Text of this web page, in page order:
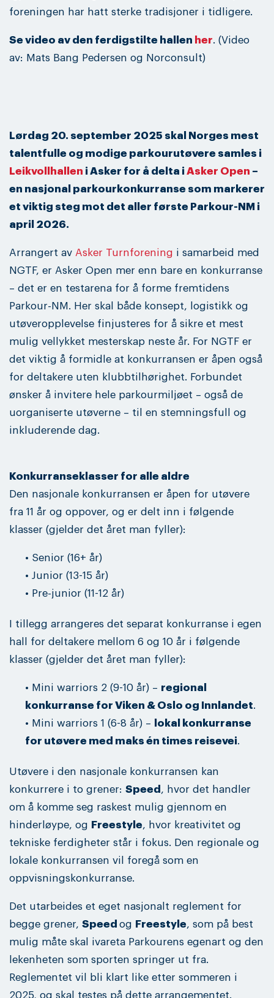
foreningen har hatt sterke tradisjoner i tidligere.
Se video av den ferdigstilte hallen her. (Video
av: Mats Bang Pedersen og Norconsult)
Lørdag 20. september 2025 skal Norges mest
talentfulle og modige parkourutøvere samles i
Leikvollhallen i Asker for å delta iAsker Open –
en nasjonal parkourkonkurranse som markerer
et viktig steg mot det aller første Parkour-NM i
april 2026.
Arrangert av Asker Turnforening i samarbeid med
NGTF, er Asker Open mer enn bare en konkurranse
– det er en testarena for å forme fremtidens
Parkour-NM. Her skal både konsept, logistikk og
utøveropplevelse finjusteres for å sikre et mest
mulig vellykket mesterskap neste år. For NGTF er
det viktig å formidle at konkurransen er åpen også
for deltakere uten klubbtilhørighet. Forbundet
ønsker å invitere hele parkourmiljøet – også de
uorganiserte utøverne – til en stemningsfull og
inkluderende dag.
Konkurranseklasser for alle aldre
Den nasjonale konkurransen er åpen for utøvere
fra 11 år og oppover, og er delt inn i følgende
klasser (gjelder det året man fyller):
• Senior (16+ år)
• Junior (13-15 år)
• Pre-junior (11-12 år)
I tillegg arrangeres det separat konkurranse i egen
hall for deltakere mellom 6 og 10 år i følgende
klasser (gjelder det året man fyller):
• Mini warriors 2 (9-10 år) – regional
konkurranse for Viken & Oslo og Innlandet.
• Mini warriors 1 (6-8 år) –
lokal konkurranse
for utøvere med maks én times reisevei.
Utøvere i den nasjonale konkurransen kan
konkurrere i to grener: Speed , hvor det handler
om å komme seg raskest mulig gjennom en
hinderløype, og Freestyle, hvor kreativitet og
tekniske ferdigheter står i fokus. Den regionale og
lokale konkurransen vil foregå som en
oppvisningskonkurranse.
Det utarbeides et eget nasjonalt reglement for
begge grener, Speed og Freestyle, som på best
mulig måte skal ivareta Parkourens egenart og den
lekenheten som sporten springer ut fra.
Reglementet vil bli klart like etter sommeren i
2025, og skal testes på dette arrangementet.